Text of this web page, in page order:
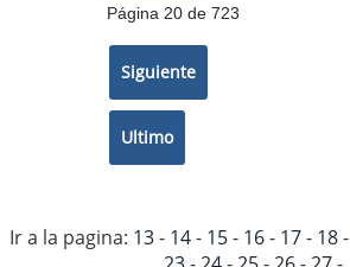
Página 20 de 723
Ir a la pagina: 13- 14- 15- 16- 17- 18-